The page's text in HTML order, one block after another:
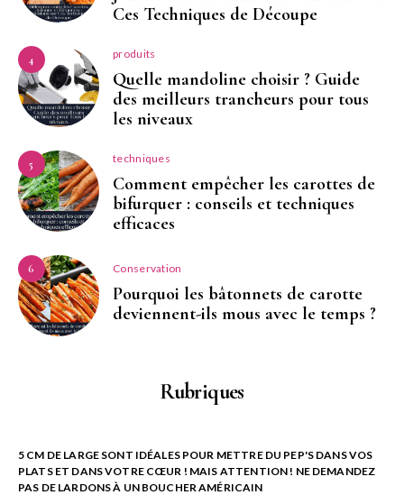
Ces Techniques de Découpe
4 produits
Quelle mandoline choisir ? Guide
des meilleurs trancheurs pour tous
les niveaux
5 techniques
Comment empêcher les carottes de
bifurquer : conseils et techniques
efficaces
6 Conservation
Pourquoi les bâtonnets de carotte
deviennent-ils mous avec le temps ?
Rubriques
5 CM DE LARGE SONT IDÉALES POUR METTRE DU PEP'S DANS VOS
PLATS ET DANS VOTRE CŒUR ! MAIS ATTENTION ! NE DEMANDEZ
PAS DE LARDONS À UN BOUCHER AMÉRICAIN